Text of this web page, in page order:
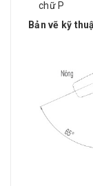
chữ P
Bản vẽ kỹ